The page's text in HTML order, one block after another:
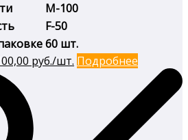
М-100
F-50
60 шт.
составляла
руб./
шт..
руб./шт. Текущая
Подробнее